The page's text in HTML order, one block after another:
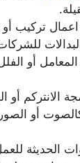
اعمال تركيب
المعامل أو
الانتركم أو
كالصوت أو
الحديثة